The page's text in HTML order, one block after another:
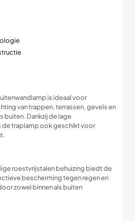
is ideaal voor
van trappen, terrassen, gevels en
buiten. Dankzij de lage
de traplamp ook geschikt voor
roestvrijstalen behuizing biedt de
bescherming tegen regen en
zowel binnen als buiten